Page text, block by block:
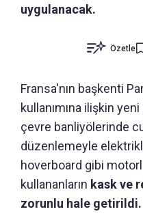
uygulanacak.
Özetle
Fransa'nın başkenti
kullanımına ilişkin
çevre banliyölerinde
düzenlemeyle
hoverboard gibi
kullananların kask ve
zorunlu hale getirildi.